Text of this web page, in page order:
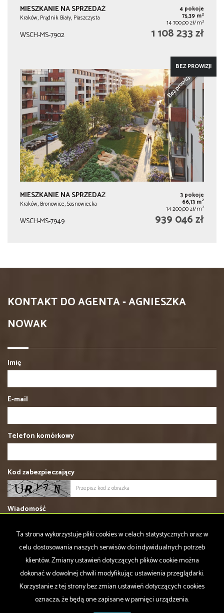
MIESZKANIE NA SPRZEDAŻ
Kraków, Prądnik Biały, Piaszczysta
4 pokoje
75,39 m2
14 700,00 zł/m2
WSCH-MS-7902 1 108 233 zł
BEZ PROWIZJI
MIESZKANIE NA SPRZEDAŻ
Kraków, Bronowice, Sosnowiecka
3 pokoje
66,13 m2
14 200,00 zł/m2
WSCH-MS-7949 939 046 zł
KONTAKT DO AGENTA - AGNIESZKA
NOWAK
Imię
E-mail
Telefon komórkowy
Kod zabezpieczający
Wiadomość
Wyrażam zgodę na przetwarzanie podanych przeze mnie danych
osobowych. Administratorem danych jest Wschód nieruchomości.
Mam prawo dostępu do swoich danych i ich poprawiania. Podanie
Ta strona wykorzystuje pliki cookies w celach statystycznych oraz w
celu dostosowania naszych serwisów do indywidualnych potrzeb
klientów. Zmiany ustawień dotyczących plików cookie można
dokonać w dowolnej chwili modyfikując ustawienia przeglądarki.
Korzystanie z tej strony bez zmian ustawień dotyczących cookies
oznacza, że będą one zapisane w pamięci urządzenia.